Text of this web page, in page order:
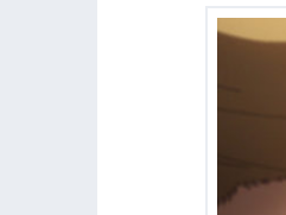
2.3大仏
2.4白銀
『かぐ